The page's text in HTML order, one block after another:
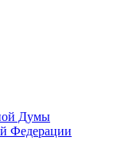
Думы
Федерации